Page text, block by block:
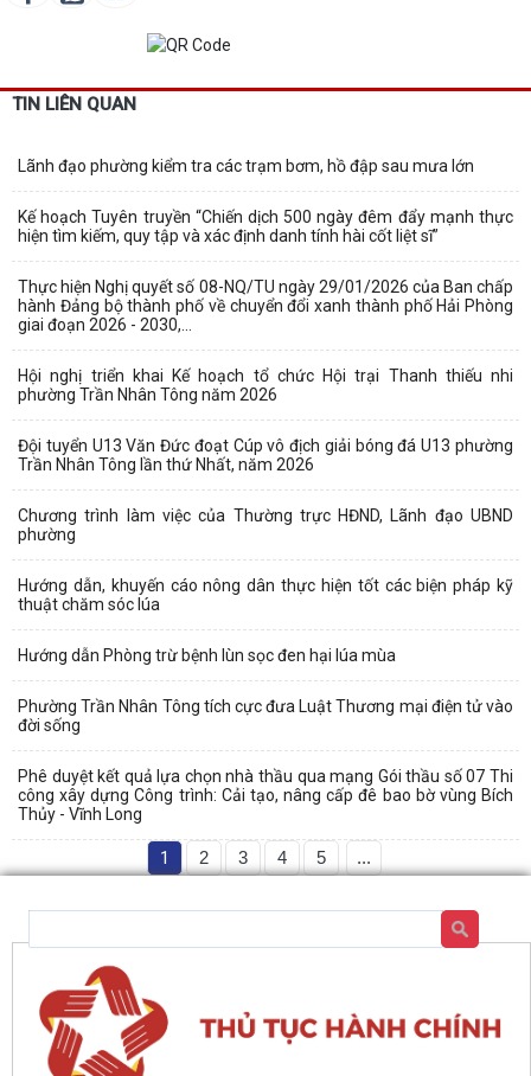
TIN LIÊN QUAN
Lãnh đạo phường kiểm tra các trạm bơm, hồ đập sau mưa lớn
Kế hoạch Tuyên truyền “Chiến dịch 500 ngày đêm đẩy mạnh thực
hiện tìm kiếm, quy tập và xác định danh tính hài cốt liệt sĩ”
Thực hiện Nghị quyết số 08-NQ/TU ngày 29/01/2026 của Ban chấp
hành Đảng bộ thành phố về chuyển đổi xanh thành phố Hải Phòng
giai đoạn 2026 - 2030,...
Hội nghị triển khai Kế hoạch tổ chức Hội trại Thanh thiếu nhi
phường Trần Nhân Tông năm 2026
Đội tuyển U13 Văn Đức đoạt Cúp vô địch giải bóng đá U13 phường
Trần Nhân Tông lần thứ Nhất, năm 2026
Chương trình làm việc của Thường trực HĐND, Lãnh đạo UBND
phường
Hướng dẫn, khuyến cáo nông dân thực hiện tốt các biện pháp kỹ
thuật chăm sóc lúa
Hướng dẫn Phòng trừ bệnh lùn sọc đen hại lúa mùa
Phường Trần Nhân Tông tích cực đưa Luật Thương mại điện tử vào
đời sống
Phê duyệt kết quả lựa chọn nhà thầu qua mạng Gói thầu số 07 Thi
công xây dựng Công trình: Cải tạo, nâng cấp đê bao bờ vùng Bích
Thủy - Vĩnh Long
1 2 3 4 5 ...